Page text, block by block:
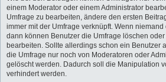
einem Moderator oder einem Administrator
Umfrage zu bearbeiten, ändere den ersten
immer mit der Umfrage verknüpft. Wenn
dann können Benutzer die Umfrage löschen
bearbeiten. Sollte allerdings schon ein Benutzer
die Umfrage nur noch von Moderatoren oder
gelöscht werden. Dadurch soll die Manipulation
verhindert werden.